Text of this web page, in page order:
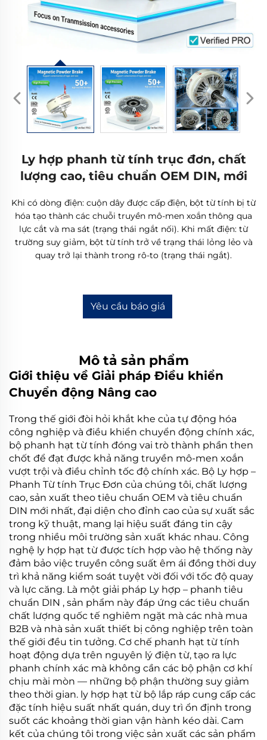
Ly hợp phanh từ tính trục đơn, chất
lượng cao, tiêu chuẩn OEM DIN, mới
Khi có dòng điện: cuộn dây được cấp điện, bột từ tính bị từ
hóa tạo thành các chuỗi truyền mô-men xoắn thông qua
lực cắt và ma sát (trạng thái ngắt nối). Khi mất điện: từ
trường suy giảm, bột từ tính trở về trạng thái lỏng lẻo và
quay trở lại thành trong rô-to (trạng thái ngắt).
Yêu cầu báo giá
Mô tả sản phẩm
Giới thiệu về Giải pháp Điều khiển
Chuyển động Nâng cao
Trong thế giới đòi hỏi khắt khe của tự động hóa
công nghiệp và điều khiển chuyển động chính xác,
bộ phanh hạt từ tính đóng vai trò thành phần then
chốt để đạt được khả năng truyền mô-men xoắn
vượt trội và điều chỉnh tốc độ chính xác. Bộ Ly hợp –
Phanh Từ tính Trục Đơn của chúng tôi, chất lượng
cao, sản xuất theo tiêu chuẩn OEM và tiêu chuẩn
DIN mới nhất, đại diện cho đỉnh cao của sự xuất sắc
trong kỹ thuật, mang lại hiệu suất đáng tin cậy
trong nhiều môi trường sản xuất khác nhau. Công
nghệ ly hợp hạt từ được tích hợp vào hệ thống này
đảm bảo việc truyền công suất êm ái đồng thời duy
trì khả năng kiểm soát tuyệt vời đối với tốc độ quay
và lực căng. Là một giải pháp Ly hợp – phanh tiêu
chuẩn DIN , sản phẩm này đáp ứng các tiêu chuẩn
chất lượng quốc tế nghiêm ngặt mà các nhà mua
B2B và nhà sản xuất thiết bị công nghiệp trên toàn
thế giới đều tin tưởng. Cơ chế phanh hạt từ tính
hoạt động dựa trên nguyên lý điện từ, tạo ra lực
phanh chính xác mà không cần các bộ phận cơ khí
chịu mài mòn — những bộ phận thường suy giảm
theo thời gian. ly hợp hạt từ bộ lắp ráp cung cấp các
đặc tính hiệu suất nhất quán, duy trì ổn định trong
suốt các khoảng thời gian vận hành kéo dài. Cam
kết của chúng tôi trong việc sản xuất các sản phẩm